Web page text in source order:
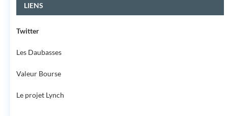
LIENS
Twitter
Les Daubasses
Valeur Bourse
Le projet Lynch